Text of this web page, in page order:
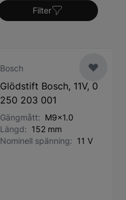
Filter
Bosch
Glödstift Bosch, 11V, 0
250 203 001
Gängmått: M9x1.0
Längd: 152 mm
Nominell spänning: 11 V